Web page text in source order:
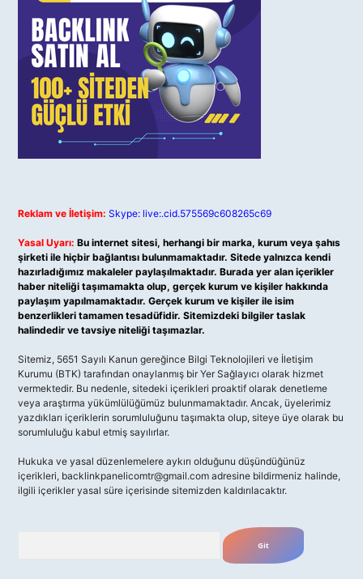
Reklam ve İletişim: Skype: live:.cid.575569c608265c69
Yasal Uyarı: Bu internet sitesi, herhangi bir marka, kurum veya şahıs
şirketi ile hiçbir bağlantısı bulunmamaktadır. Sitede yalnızca kendi
hazırladığımız makaleler paylaşılmaktadır. Burada yer alan içerikler
haber niteliği taşımamakta olup, gerçek kurum ve kişiler hakkında
paylaşım yapılmamaktadır. Gerçek kurum ve kişiler ile isim
benzerlikleri tamamen tesadüfidir. Sitemizdeki bilgiler taslak
halindedir ve tavsiye niteliği taşımazlar.
Sitemiz, 5651 Sayılı Kanun gereğince Bilgi Teknolojileri ve İletişim
Kurumu (BTK) tarafından onaylanmış bir Yer Sağlayıcı olarak hizmet
vermektedir. Bu nedenle, sitedeki içerikleri proaktif olarak denetleme
veya araştırma yükümlülüğümüz bulunmamaktadır. Ancak, üyelerimiz
yazdıkları içeriklerin sorumluluğunu taşımakta olup, siteye üye olarak bu
sorumluluğu kabul etmiş sayılırlar.
Hukuka ve yasal düzenlemelere aykırı olduğunu düşündüğünüz
içerikleri, backlinkpanelicomtr@gmail.com adresine bildirmeniz halinde,
ilgili içerikler yasal süre içerisinde sitemizden kaldırılacaktır.